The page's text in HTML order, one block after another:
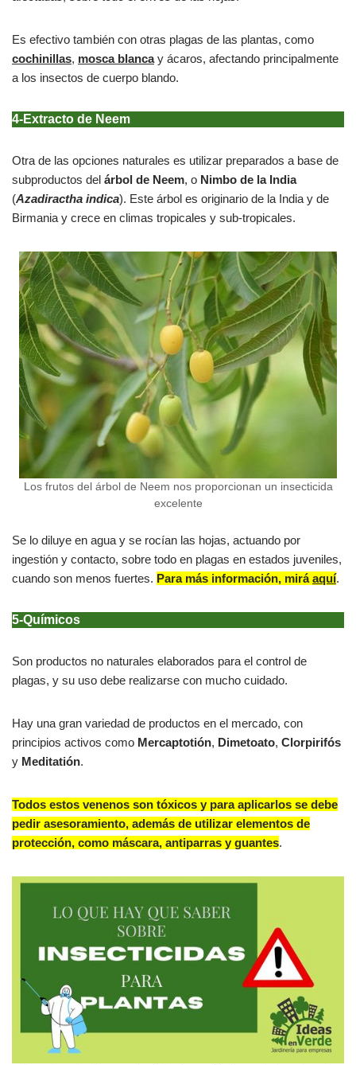
Es efectivo también con otras plagas de las plantas, como
cochinillas, mosca blancay ácaros, afectando principalmente
a los insectos de cuerpo blando.
4-Extracto de Neem
Otra de las opciones naturales es utilizar preparados a base de
subproductos del árbol de Neem, o Nimbo de la India
(Azadiractha indica). Este árbol es originario de la India y de
Birmania y crece en climas tropicales y sub-tropicales.
Los frutos del árbol de Neem nos proporcionan un insecticida
excelente
Se lo diluye en agua y se rocían las hojas, actuando por
ingestión y contacto, sobre todo en plagas en estados juveniles,
cuando son menos fuertes. Para más información, miráaquí.
5-Químicos
Son productos no naturales elaborados para el control de
plagas, y su uso debe realizarse con mucho cuidado.
Hay una gran variedad de productos en el mercado, con
principios activos como Mercaptotión, Dimetoato, Clorpirifós
y Meditatión.
Todos estos venenos son tóxicos y para aplicarlos se debe
pedir asesoramiento, además de utilizar elementos de
protección, como máscara, antiparras y guantes.